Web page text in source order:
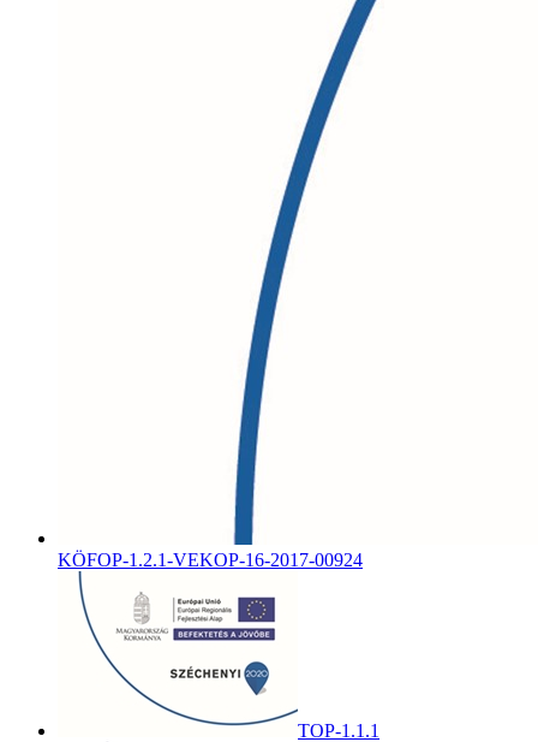
KÖFOP-1.2.1-VEKOP-16-2017-00924
TOP-1.1.1